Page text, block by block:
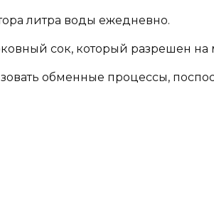
литра воды ежедневно.
сок, который разрешен на
обменные процессы,